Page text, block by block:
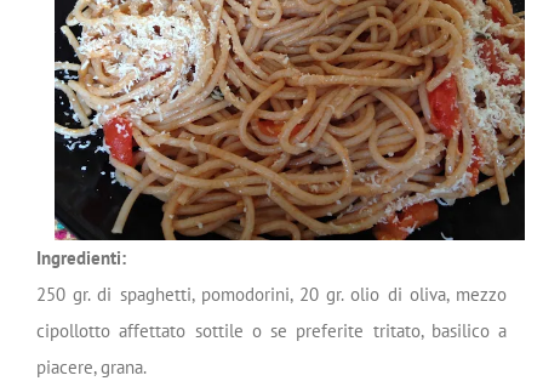
Ingredienti:
250 gr. di spaghetti, pomodorini, 20 gr. olio di oliva, mezzo
cipollotto affettato sottile o se preferite tritato, basilico a
piacere, grana.